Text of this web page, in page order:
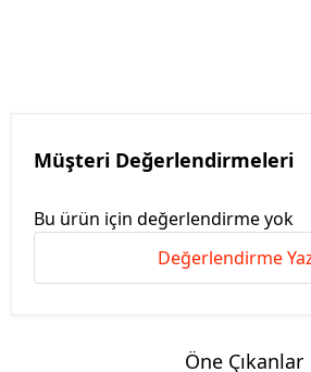
Müşteri Değerlendirmeleri
Bu ürün için değerlendirme yok
Değerlendirme
Öne Çıkanlar